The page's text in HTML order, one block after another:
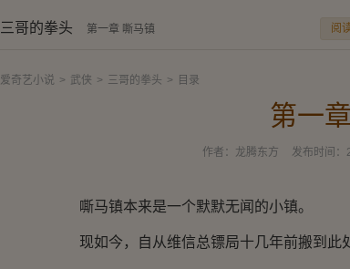
三哥的拳头 第一章 嘶马镇 阅
爱奇艺小说 > 武侠 > 三哥的拳头 > 目录
第一
作者： 龙腾东方 发布时间：
嘶马镇本来是一个默默无闻的小镇。
现如今，自从维信总镖局十几年前搬到此处